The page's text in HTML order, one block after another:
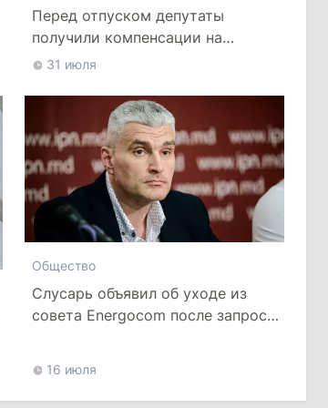
Перед отпуском депутаты
получили компенсации на
лечение
31 июля
Общество
Слусарь объявил об уходе из
совета Energocom после запроса
16 июля